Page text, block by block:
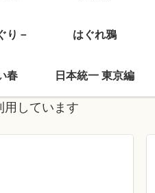
り－ はぐれ鴉
春 日本統一 東京編
用しています